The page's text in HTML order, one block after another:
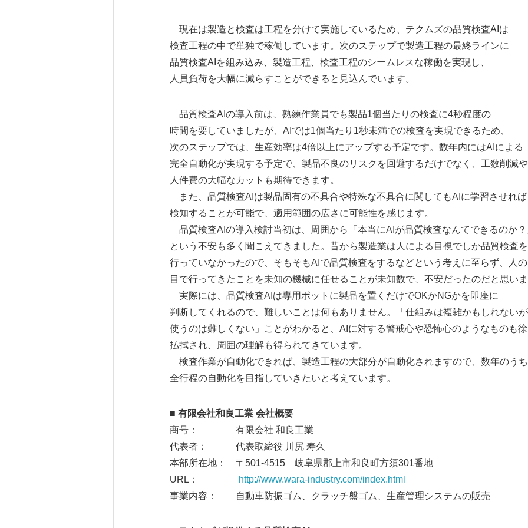
現在は製造と検査は工程を分けて実施しているため、テクムズの品質検査AIは
検査工程の中で単独で稼働しています。次のステップで製造工程の最終ラインに
品質検査AIを組み込み、製造工程、検査工程のシームレスな稼働を実現し、
人員負荷を大幅に減らすことができると見込んでいます。
品質検査AIの導入前は、熟練作業員でも製品1個当たりの検査に4秒程度の
時間を要していましたが、AIでは1個当たり1秒未満での検査を実現できるため、
次のステップでは、生産効率は4倍以上にアップする予定です。数年内にはAIによる
完全自動化が実現する予定で、製品不良のリスクを回避するだけでなく、工数削減や
人件費の大幅なカットも期待できます。
また、品質検査AIは製品固有の不具合や特殊な不具合に関してもAIに学習させれば
検知することが可能で、適用範囲の広さに可能性を感じます。
品質検査AIの導入検討当初は、周囲から「本当にAIが品質検査なんてできるのか
という不安も多く聞こえてきました。昔から製造業は人による目視でしか品質検査を
行っていなかったので、そもそもAIで品質検査をするなどという考えに至らず、人の
目で行ってきたことを未知の機械に任せることが未知数で、不安だったのだと思い
実際には、品質検査AIは専用ポットに製品を置くだけでOKかNGかを即座に
判断してくれるので、難しいことは何もありません。「仕組みは複雑かもしれない
使うのは難しくない」ことがわかると、AIに対する警戒心や恐怖心のようなものも
払拭され、周囲の理解も得られてきています。
検査作業が自動化できれば、製造工程の大部分が自動化されますので、数年のう
全行程の自動化を目指していきたいと考えています。
■ 有限会社和良工業 会社概要
商号： 有限会社 和良工業
代表者： 代表取締役 川尻 寿久
本部所在地： 〒501-4515 岐阜県郡上市和良町方須301番地
URL：
http://www.wara-industry.com/index.html
事業内容： 自動車防振ゴム、クラッチ盤ゴム、生産管理システムの販売